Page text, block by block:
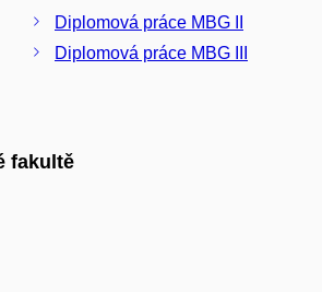
Diplomová práce MBG II
Diplomová práce MBG III
fakultě